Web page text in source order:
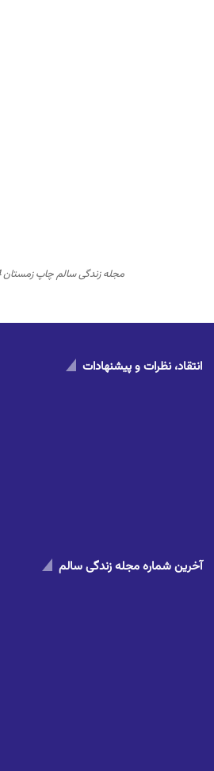
مجله زندگی سالم چاپ زمستان 1404
انتقاد، نظرات و پیشنهادات
آخرین شماره مجله زندگی سالم